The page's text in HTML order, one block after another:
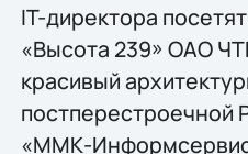
IT-директора
«Высота 239» ОАО
красивый
постперестроечной
«ММК-